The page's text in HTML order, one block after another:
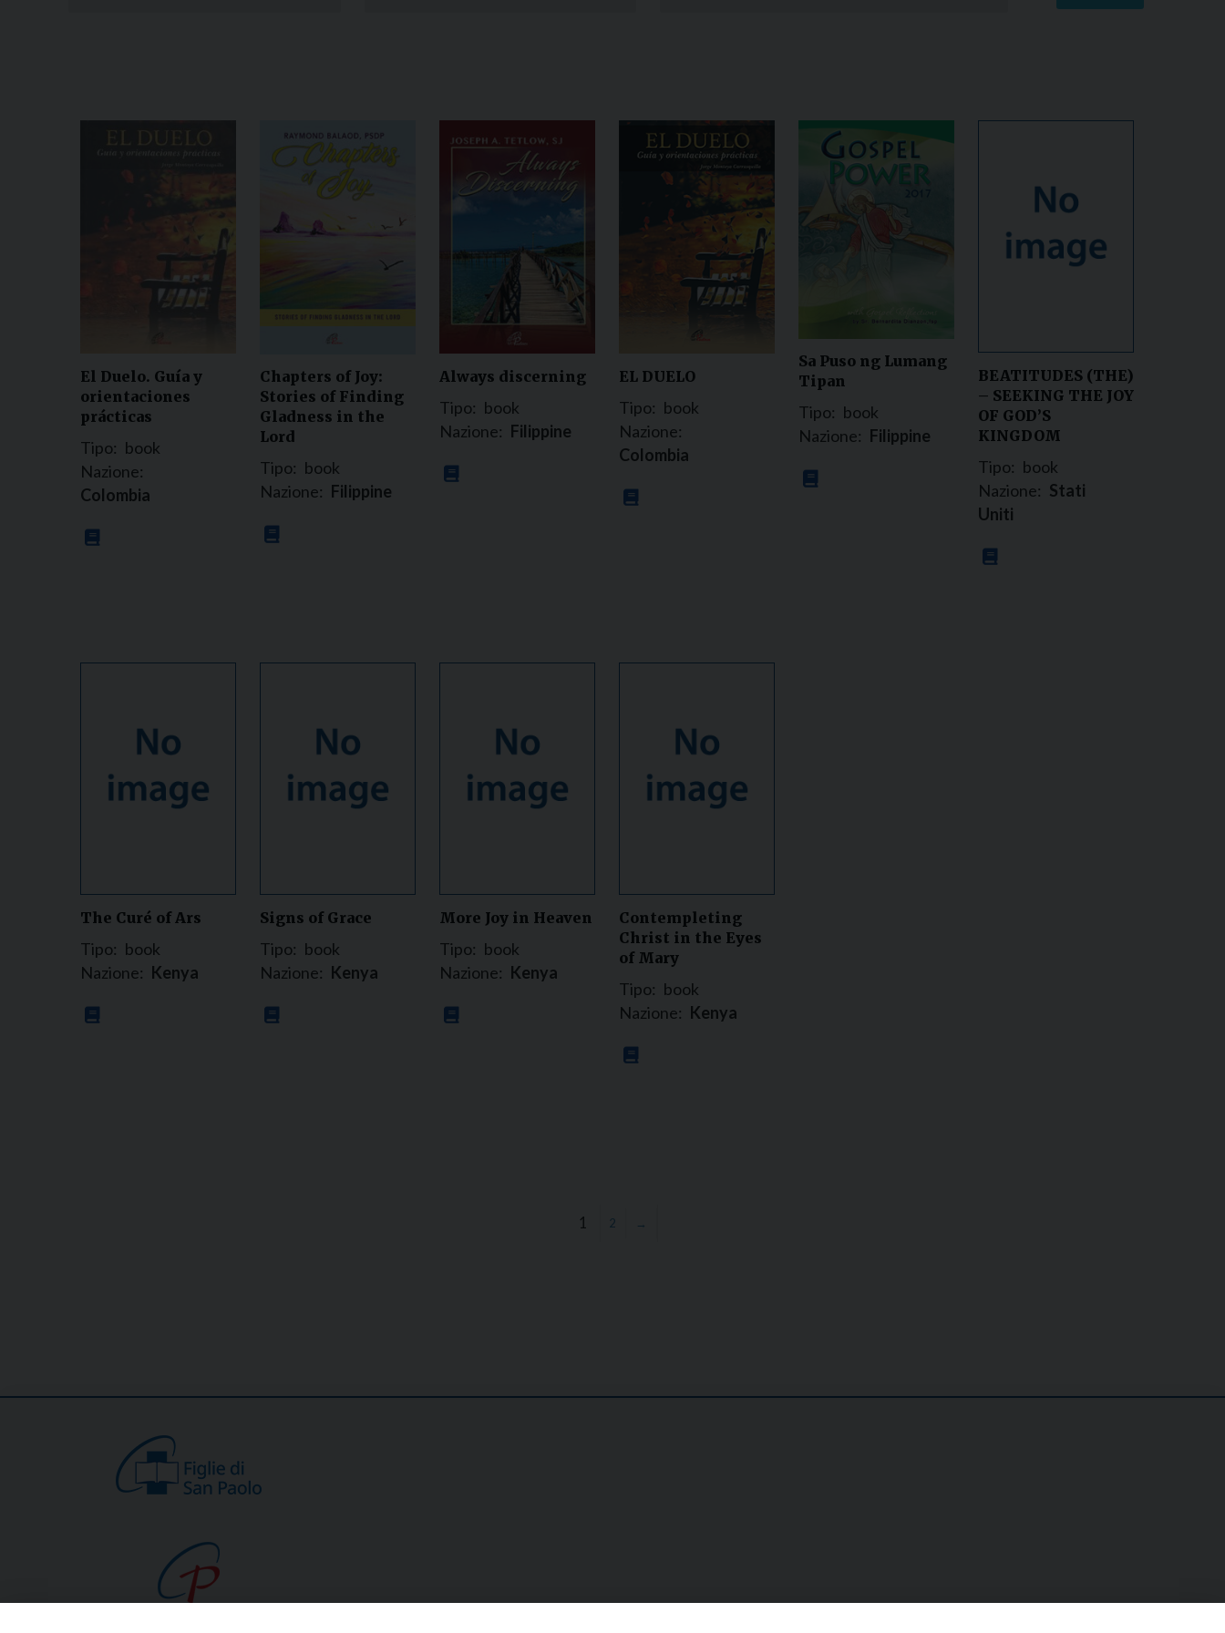
El Duelo. Guía y
orientaciones
prácticas
Tipo: book
Nazione:
Colombia
Chapters of Joy:
Stories of Finding
Gladness in the
Lord
Tipo: book
Nazione: Filippine
Always discerning
Tipo: book
Nazione: Filippine
EL DUELO
Tipo: book
Nazione:
Colombia
Sa Puso ng Lumang
Tipan
Tipo: book
Nazione: Filippine
BEATITUDES (THE)
– SEEKING THE JOY
OF GOD’S
KINGDOM
Tipo: book
Nazione: Stati
Uniti
The Curé of Ars
Tipo: book
Nazione: Kenya
Signs of Grace
Tipo: book
Nazione: Kenya
More Joy in Heaven
Tipo: book
Nazione: Kenya
Contempleting
Christ in the Eyes
of Mary
Tipo: book
Nazione: Kenya
1 2 →